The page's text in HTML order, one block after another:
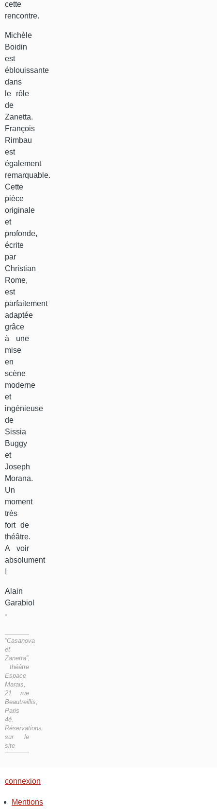
cette
rencontre.
Michèle
Boidin
est
éblouissante
dans
le rôle
de
Zanetta.
François
Rimbau
est
également
remarquable.
Cette
pièce
originale
et
profonde,
écrite
par
Christian
Rome,
est
parfaitement
adaptée
grâce
à une
mise
en
scène
moderne
et
ingénieuse
de
Sissia
Buggy
et
Joseph
Morana.
Un
moment
très
fort de
théâtre.
A voir
absolument
!
Alain
Garabiol
-
“Casanova
et
Zanetta”,
théâtre
Espace
Marais,
21 rue
Beautreillis,
Paris
4è.
Réservations
sur le
site
connexion
Mentions